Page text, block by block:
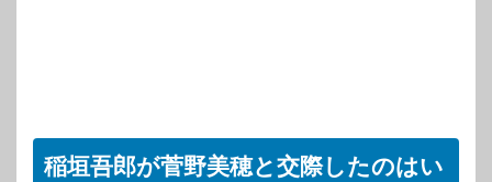
稲垣吾郎が菅野美穂と交際したのはい